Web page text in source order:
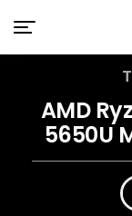
AMD
5650U